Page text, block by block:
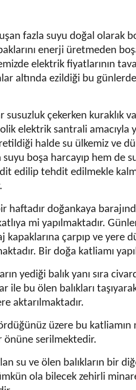
fazla suyu doğal olarak
enerji üretmeden
elektrik fiyatlarının
altında ezildiği bu
susuzluk çekerken kuraklık
elektrik santrali amacıyla
halde su ülkemiz ve
boşa harcayıp hem de
edilip tehdit edilmekle
haftadır doğankaya
mi yapılmaktadır.
kapaklarına çarpıp ve yere
Bir doğa katliamı
yediği balık yanı sıra
ile bu ölen balıkları
aktarılmaktadır.
üzere bu katliamın
önüne serilmektedir.
su ve ölen balıkların bir
ola bilecek zehirli